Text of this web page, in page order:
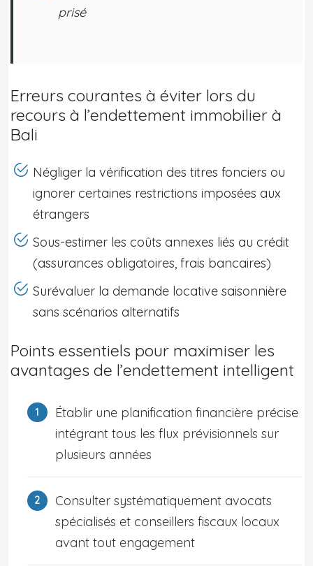
prisé
Erreurs courantes à éviter lors du
recours à l’endettement immobilier à
Bali
Négliger la vérification des titres fonciers ou
ignorer certaines restrictions imposées aux
étrangers
Sous-estimer les coûts annexes liés au crédit
(assurances obligatoires, frais bancaires)
Surévaluer la demande locative saisonnière
sans scénarios alternatifs
Points essentiels pour maximiser les
avantages de l’endettement intelligent
Établir une planification financière précise
intégrant tous les flux prévisionnels sur
plusieurs années
Consulter systématiquement avocats
spécialisés et conseillers fiscaux locaux
avant tout engagement